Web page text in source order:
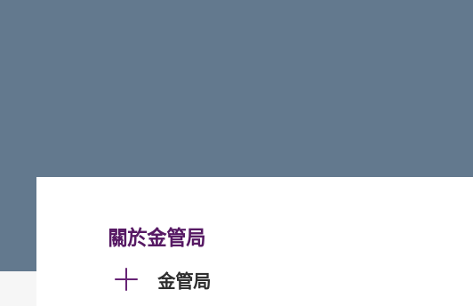
關於金管局
金管局